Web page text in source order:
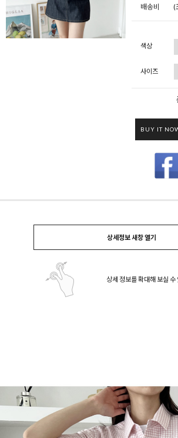
배송비 (
색상
사이즈
BUY IT
상세정보 새창 열기
상세 정보를 확대해 보실 수